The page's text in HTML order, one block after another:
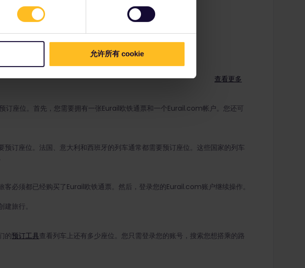
允许所有 cookie
B.V.制定了专门的政策，我们将很乐意审核您的案例。
查看更多
订座位。首先，您需要拥有一张Eurail欧铁通票和一个Eurail.com帐户。您还可
订座位。法国、意大利和西班牙的列车通常都需要预订座位。这些国家的列车
必须都已经购买了Eurail欧铁通票。然后，登录您的Eurail.com账户继续操作。
旅行。
的预订工具查看列车上还有多少座位。您只需登录您的账号，搜索您想搭乘的路